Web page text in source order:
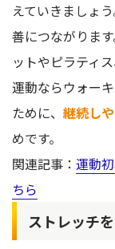
えていきましょ
善につながりま
ットやピラティ
運動ならウォー
ために、 継続し
めです。
関連記事： 運動
ちら
ストレッチ